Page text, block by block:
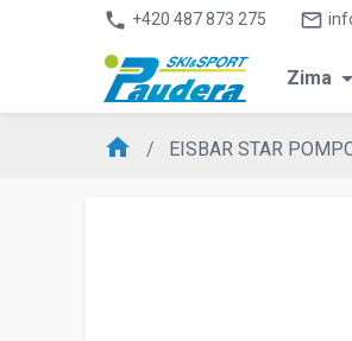
phone +420 487 873 275 mail_outline
Zima
home EISBAR STAR